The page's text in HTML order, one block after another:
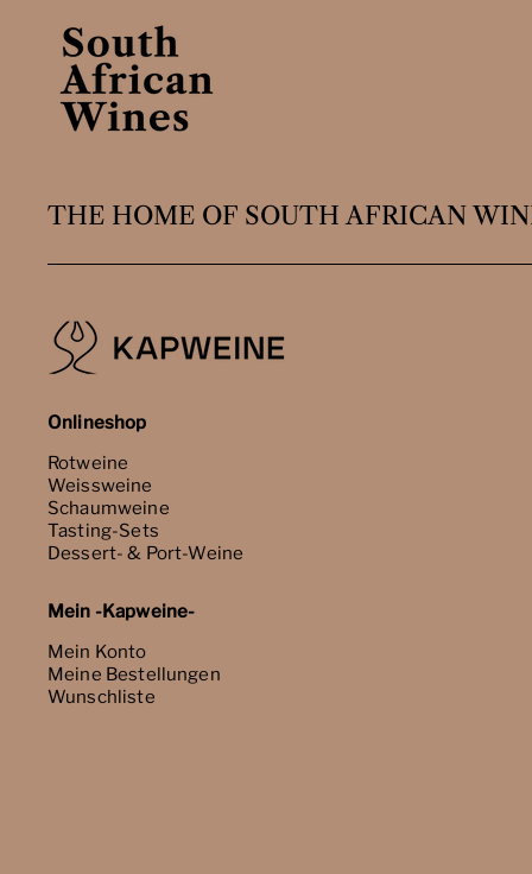
THE HOME OF SOUTH AFRICAN
Onlineshop
Rotweine
Weissweine
Schaumweine
Tasting-Sets
Dessert- & Port-Weine
Mein -Kapweine-
Mein Konto
Meine Bestellungen
Wunschliste